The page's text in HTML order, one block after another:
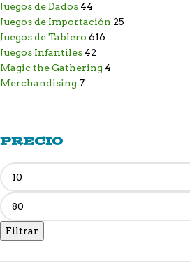
Juegos de Dados 44
Juegos de Importación 25
Juegos de Tablero 616
Juegos Infantiles 42
Magic the Gathering 4
Merchandising 7
PRECIO
Filtrar